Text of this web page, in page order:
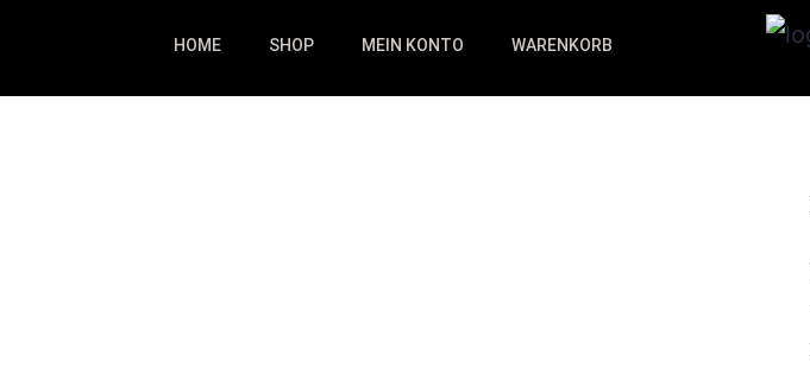
HOME SHOP MEIN KONTO WARENKORB